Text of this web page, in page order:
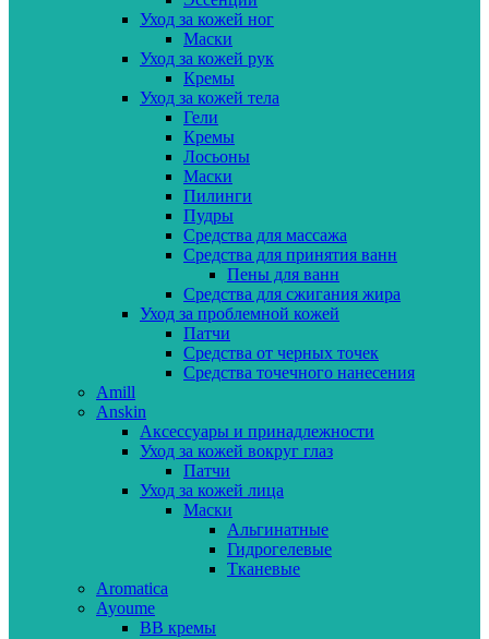
Уход за кожей ног
Маски
Уход за кожей рук
Кремы
Уход за кожей тела
Гели
Кремы
Лосьоны
Маски
Пилинги
Пудры
Средства для массажа
Средства для принятия ванн
Пены для ванн
Средства для сжигания жира
Уход за проблемной кожей
Патчи
Средства от черных точек
Средства точечного нанесения
Amill
Anskin
Аксессуары и принадлежности
Уход за кожей вокруг глаз
Патчи
Уход за кожей лица
Маски
Альгинатные
Гидрогелевые
Тканевые
Aromatica
Ayoume
BB кремы